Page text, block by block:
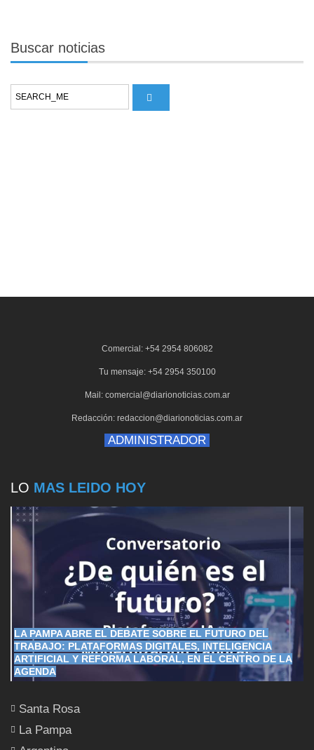
Buscar noticias
Comercial: +54 2954 806082
Tu mensaje: +54 2954 350100
Mail: comercial@diarionoticias.com.ar
Redacción: redaccion@diarionoticias.com.ar
ADMINISTRADOR
LO MAS LEIDO HOY
LA PAMPA ABRE EL DEBATE SOBRE EL FUTURO DEL
TRABAJO: PLATAFORMAS DIGITALES, INTELIGENCIA
ARTIFICIAL Y REFORMA LABORAL, EN EL CENTRO DE LA
AGENDA
Santa Rosa
La Pampa